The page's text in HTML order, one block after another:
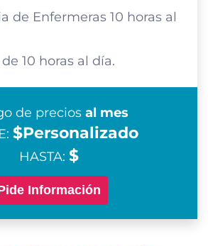
de Enfermeras 10 horas al
10 horas al día.
de precios al mes
$Personalizado
HASTA: $
Información